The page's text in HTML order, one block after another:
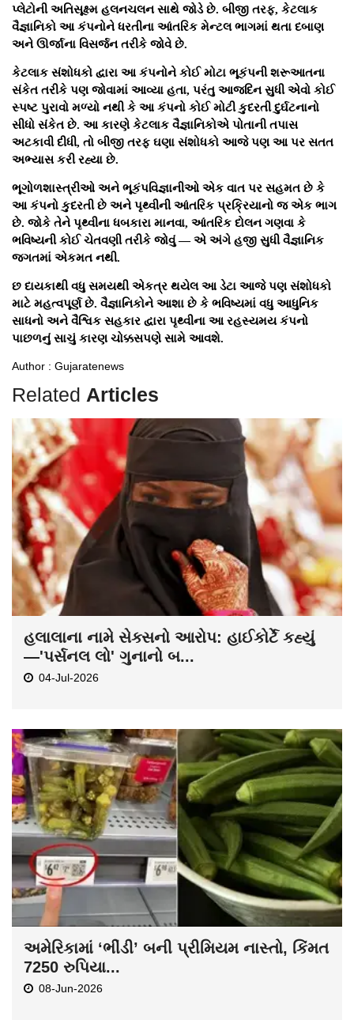
પ્લેટોની અતિસૂક્ષ્મ હલનચલન સાથે જોડે છે. બીજી તરફ, કેટલાક
વૈજ્ઞાનિકો આ કંપનોને ધરતીના આંતરિક મેન્ટલ ભાગમાં થતા દબાણ
અને ઊર્જાના વિસર્જન તરીકે જોવે છે.
કેટલાક સંશોધકો દ્વારા આ કંપનોને કોઈ મોટા ભૂકંપની શરૂઆતના
સંકેત તરીકે પણ જોવામાં આવ્યા હતા, પરંતુ આજદિન સુધી એવો કોઈ
સ્પષ્ટ પુરાવો મળ્યો નથી કે આ કંપનો કોઈ મોટી કુદરતી દુર્ઘટનાનો
સીધો સંકેત છે. આ કારણે કેટલાક વૈજ્ઞાનિકોએ પોતાની તપાસ
અટકાવી દીધી, તો બીજી તરફ ઘણા સંશોધકો આજે પણ આ પર સતત
અભ્યાસ કરી રહ્યા છે.
ભૂગોળશાસ્ત્રીઓ અને ભૂકંપવિજ્ઞાનીઓ એક વાત પર સહમત છે કે
આ કંપનો કુદરતી છે અને પૃથ્વીની આંતરિક પ્રક્રિયાનો જ એક ભાગ
છે. જોકે તેને પૃથ્વીના ધબકારા માનવા, આંતરિક દોલન ગણવા કે
ભવિષ્યની કોઈ ચેતવણી તરીકે જોવું — એ અંગે હજી સુધી વૈજ્ઞાનિક
જગતમાં એકમત નથી.
છ દાયકાથી વધુ સમયથી એકત્ર થયેલ આ ડેટા આજે પણ સંશોધકો
માટે મહત્વપૂર્ણ છે. વૈજ્ઞાનિકોને આશા છે કે ભવિષ્યમાં વધુ આધુનિક
સાધનો અને વૈશ્વિક સહકાર દ્વારા પૃથ્વીના આ રહસ્યમય કંપનો
પાછળનું સાચું કારણ ચોક્કસપણે સામે આવશે.
Author : Gujaratenews
Related Articles
હલાલાના નામે સેક્સનો આરોપ: હાઈકોર્ટે કહ્યું
—'પર્સનલ લો' ગુનાનો બ...
04-Jul-2026
અમેરિકામાં ‘ભીંડી’ બની પ્રીમિયમ નાસ્તો, કિંમત
7250 રુપિયા...
08-Jun-2026